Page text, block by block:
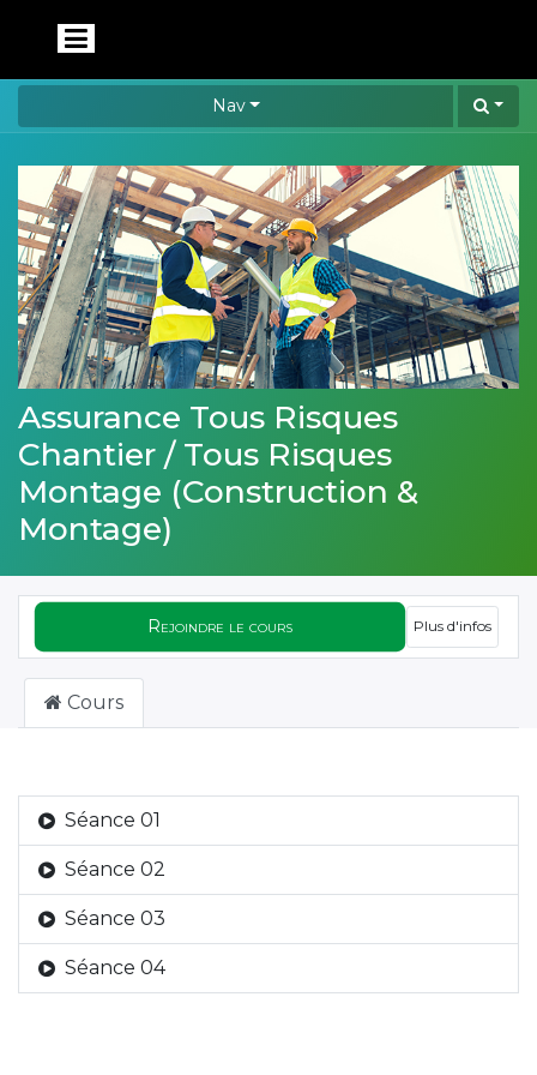
Nav
Assurance Tous Risques
Chantier / Tous Risques
Montage (Construction &
Montage)
Rejoindre le cours Plus d'infos
Cours
Séance 01
Séance 02
Séance 03
Séance 04